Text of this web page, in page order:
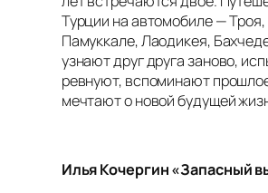
Турции на автомобиле — Троя,
Памуккале, Лаодикея,
узнают друг друга заново,
ревнуют, вспоминают
мечтают о новой будущей
Илья Кочергин «Запасный